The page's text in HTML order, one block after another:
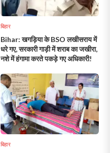
बिहार
Bihar: खगड़िया के BSO लखीसराय में
धरे गए, सरकारी गाड़ी में शराब का जखीरा,
नशे में हंगामा करते पकड़े गए अधिकारी!
बिहार